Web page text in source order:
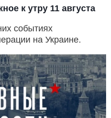
к утру 11 августа
событиях
на Украине.